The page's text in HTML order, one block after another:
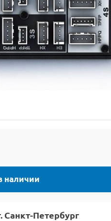
наличии
Санкт-Петербург